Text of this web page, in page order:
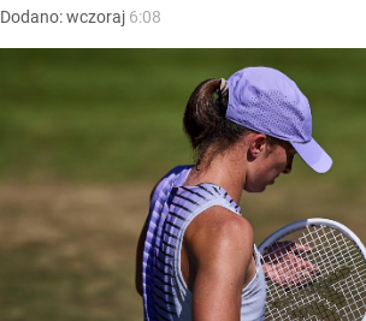
Dodano:wczoraj 6:08